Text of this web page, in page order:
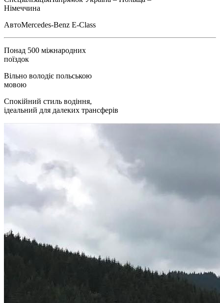
Німеччина
АвтоMercedes-Benz E-Class
Понад 500 міжнародних
поїздок
Вільно володіє польською
мовою
Спокійний стиль водіння,
ідеальний для далеких трансферів